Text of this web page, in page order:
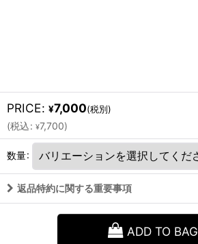
PRICE: ¥7,000(税別)
(税込: ¥7,700)
数量:
返品特約に関する重要事項
ADD TO BAG